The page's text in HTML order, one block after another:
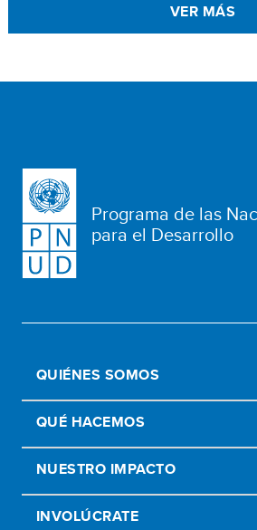
VER MÁS
Programa de las
para el Desarrollo
QUIÉNES SOMOS
QUÉ HACEMOS
NUESTRO IMPACTO
INVOLÚCRATE